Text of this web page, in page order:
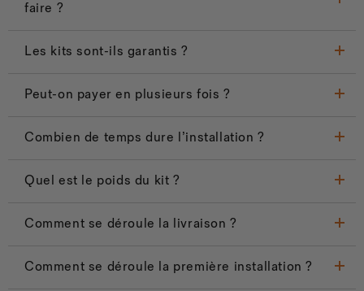
faire ?
Les kits sont-ils garantis ?
Peut-on payer en plusieurs fois ?
Combien de temps dure l’installation ?
Quel est le poids du kit ?
Comment se déroule la livraison ?
Comment se déroule la première installation ?